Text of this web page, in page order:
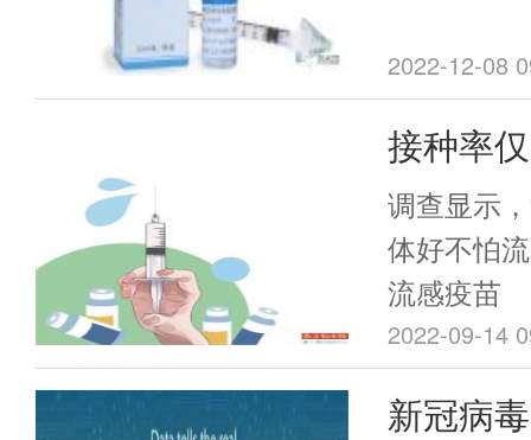
苗，拯救
斯德的成
绍。本次
讲述巴斯
神，他的
追求，并
身份背后
媒体公关
2022-12-08
接种率
为何不“
调查显示
体好不怕
流感疫苗
2022-09-14
新冠病